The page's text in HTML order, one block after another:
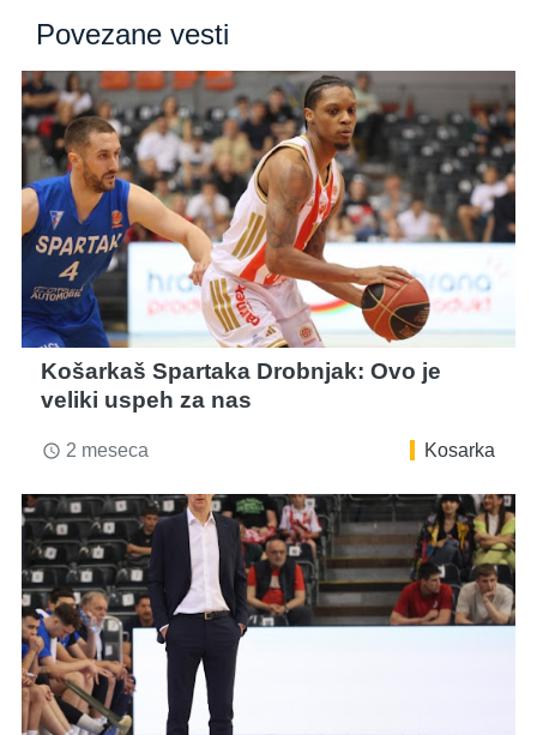
Povezane vesti
Košarkaš Spartaka Drobnjak: Ovo je
veliki uspeh za nas
access_time 2 meseca Kosarka